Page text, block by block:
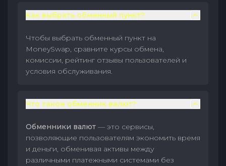
Как выбрать обменный пункт?
Чтобы выбрать обменный пункт на
MoneySwap, сравните курсы обмена,
комиссии, рейтинг отзывы пользователей и
условия обслуживания.
Что такое обменник валют?
Обменники валют — это сервисы,
позволяющие пользователям экономить время
и деньги, обменивая активы между
различными платежными системами без